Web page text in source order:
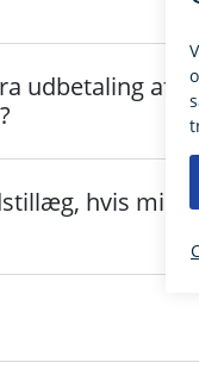
udbetaling af
hvis min